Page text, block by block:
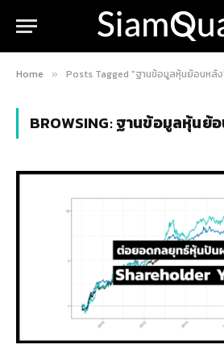
Home » Posts Tagged "ฐานข้อมูลหุ้นย้อนหลั
BROWSING:ฐานข้อมูลหุ้นย้